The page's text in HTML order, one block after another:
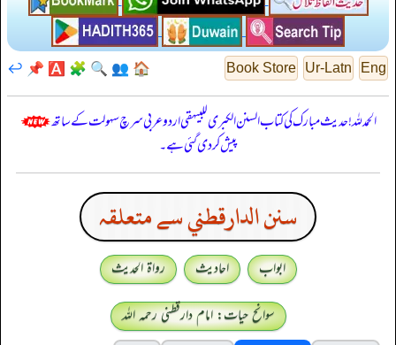
Eng
Ur-Latn
Book Store
🏠
👥
🔍
🧩
🅰️
📌
↩️
الحمدللہ! حدیث مبارک کی کتاب السنن الكبرى للبيهقي اردو عربی سرچ سہولت کے ساتھ
پیش کر دی گئی ہے۔
سنن الدارقطني سے متعلقہ
ابواب احادیث
رواۃ الحدیث
سوانح حیات: امام دارقطنی رحمہ اللہ